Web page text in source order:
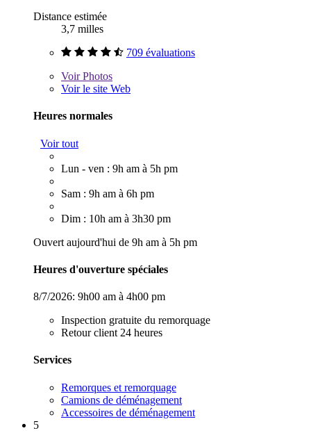
Distance estimée
3,7 milles
709 évaluations
VoirPhotos
Voir le site Web
Heures normales
Voir tout
Lun - ven : 9h am à 5h pm
Sam : 9h am à 6h pm
Dim : 10h am à 3h30 pm
Ouvert aujourd'hui de 9h am à 5h pm
Heures d'ouverture spéciales
8/7/2026: 9h00 am à 4h00 pm
Inspection gratuite du remorquage
Retour client 24 heures
Services
Remorques et remorquage
Camions de déménagement
Accessoires de déménagement
5